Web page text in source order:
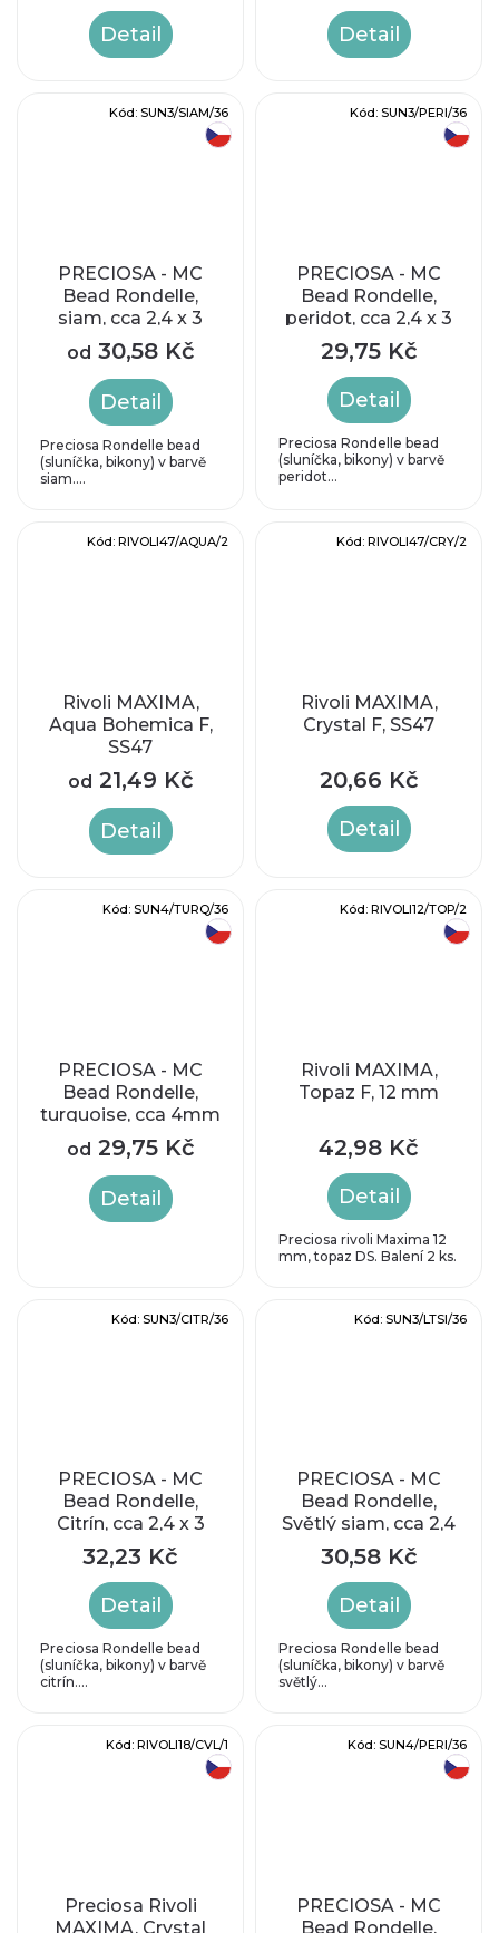
Detail Detail
PRECIOSA - MC
Bead Rondelle,
siam, cca 2,4 x 3
mm
od 30,58 Kč
Detail
Preciosa Rondelle bead
(sluníčka, bikony) v barvě
siam....
Kód: SUN3/SIAM/36
PRECIOSA - MC
Bead Rondelle,
peridot, cca 2,4 x 3
mm
29,75 Kč
Detail
Preciosa Rondelle bead
(sluníčka, bikony) v barvě
peridot...
Kód: SUN3/PERI/36
Rivoli MAXIMA,
Aqua Bohemica F,
SS47
od 21,49 Kč
Detail
Kód: RIVOLI47/AQUA/2
Rivoli MAXIMA,
Crystal F, SS47
20,66 Kč
Detail
Kód: RIVOLI47/CRY/2
PRECIOSA - MC
Bead Rondelle,
turquoise, cca 4mm
od 29,75 Kč
Detail
Kód: SUN4/TURQ/36
Rivoli MAXIMA,
Topaz F, 12 mm
42,98 Kč
Detail
Preciosa rivoli Maxima 12
mm, topaz DS. Balení 2 ks.
Kód: RIVOLI12/TOP/2
PRECIOSA - MC
Bead Rondelle,
Citrín, cca 2,4 x 3
mm
32,23 Kč
Detail
Preciosa Rondelle bead
(sluníčka, bikony) v barvě
citrín....
Kód: SUN3/CITR/36
PRECIOSA - MC
Bead Rondelle,
Světlý siam, cca 2,4
x 3 mm
30,58 Kč
Detail
Preciosa Rondelle bead
(sluníčka, bikony) v barvě
světlý...
Kód: SUN3/LTSI/36
Preciosa Rivoli
MAXIMA, Crystal
Kód: RIVOLI18/CVL/1
PRECIOSA - MC
Bead Rondelle,
Kód: SUN4/PERI/36